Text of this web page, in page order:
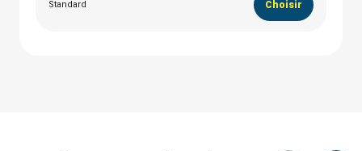
Standard Choisir